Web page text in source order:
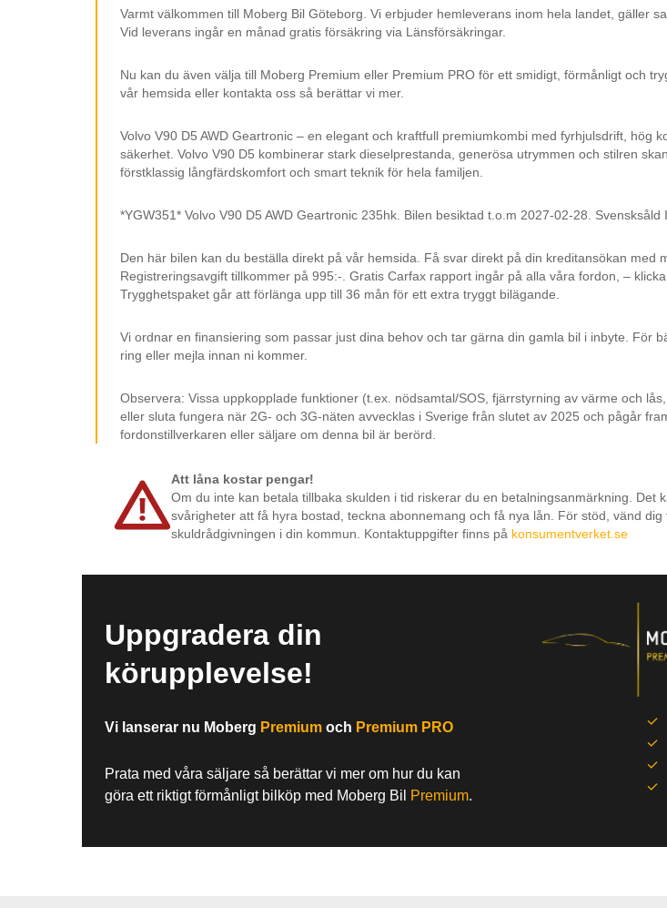
USB-uttag
Aux-uttag 12 V-uttag
Varmt välkommen till Moberg Bil Göteborg. Vi erbjuder hemleverans inom hela landet, gäller
Vid leverans ingår en månad gratis försäkring via Länsförsäkringar.
Nu kan du även välja till Moberg Premium eller Premium PRO för ett smidigt, förmånligt och
vår hemsida eller kontakta oss så berättar vi mer.
Volvo V90 D5 AWD Geartronic – en elegant och kraftfull premiumkombi med fyrhjulsdrift, hög
säkerhet. Volvo V90 D5 kombinerar stark dieselprestanda, generösa utrymmen och stilren
förstklassig långfärdskomfort och smart teknik för hela familjen.
*YGW351* Volvo V90 D5 AWD Geartronic 235hk. Bilen besiktad t.o.m 2027-02-28. Svensksåld
Den här bilen kan du beställa direkt på vår hemsida. Få svar direkt på din kreditansökan med
Registreringsavgift tillkommer på 995:-. Gratis Carfax rapport ingår på alla våra fordon, –
Trygghetspaket går att förlänga upp till 36 mån för ett extra tryggt bilägande.
Vi ordnar en finansiering som passar just dina behov och tar gärna din gamla bil i inbyte. För
ring eller mejla innan ni kommer.
Observera: Vissa uppkopplade funktioner (t.ex. nödsamtal/SOS, fjärrstyrning av värme och
eller sluta fungera när 2G- och 3G-näten avvecklas i Sverige från slutet av 2025 och pågår
fordonstillverkaren eller säljare om denna bil är berörd.
Att låna kostar pengar!
Om du inte kan betala tillbaka skulden i tid riskerar du en betalningsanmärkning. Det
svårigheter att få hyra bostad, teckna abonnemang och få nya lån. För stöd, vänd dig
skuldrådgivningen i din kommun. Kontaktuppgifter finns på konsumentverket.se
Uppgradera din
körupplevelse!
Vi lanserar nu Moberg Premium och Premium PRO
Prata med våra säljare så berättar vi mer om hur du kan
göra ett riktigt förmånligt bilköp med Moberg Bil
Premium.